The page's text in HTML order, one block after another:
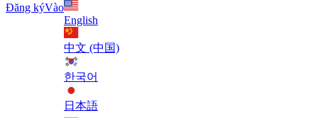
Đăng kýVào
English
中文 (中国)
한국어
日本語